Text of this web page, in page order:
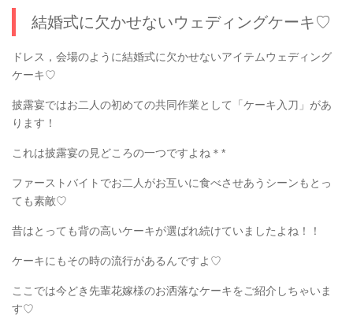
結婚式に欠かせないウェディングケーキ♡
ドレス，会場のように結婚式に欠かせないアイテムウェディング
ケーキ♡
披露宴ではお二人の初めての共同作業として「ケーキ入刀」があ
ります！
これは披露宴の見どころの一つですよね＊*
ファーストバイトでお二人がお互いに食べさせあうシーンもとっ
ても素敵♡
昔はとっても背の高いケーキが選ばれ続けていましたよね！！
ケーキにもその時の流行があるんですよ♡
ここでは今どき先輩花嫁様のお洒落なケーキをご紹介しちゃいま
す♡